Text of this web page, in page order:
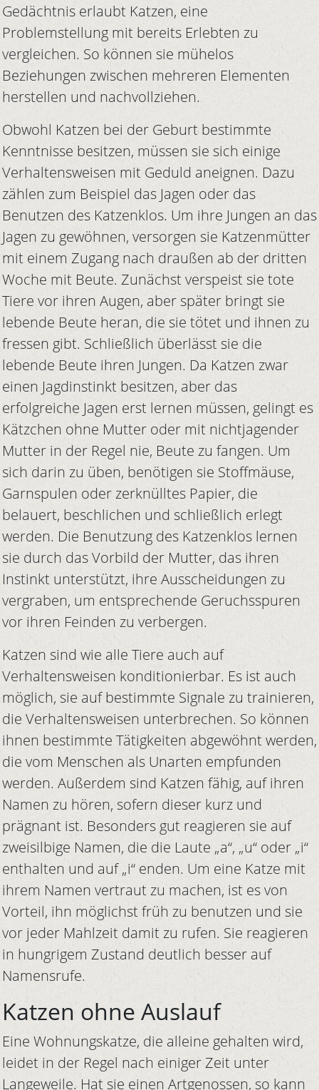
Gedächtnis erlaubt Katzen, eine
Problemstellung mit bereits Erlebten zu
vergleichen. So können sie mühelos
Beziehungen zwischen mehreren Elementen
herstellen und nachvollziehen.
Obwohl Katzen bei der Geburt bestimmte
Kenntnisse besitzen, müssen sie sich einige
Verhaltensweisen mit Geduld aneignen. Dazu
zählen zum Beispiel das Jagen oder das
Benutzen des Katzenklos. Um ihre Jungen an das
Jagen zu gewöhnen, versorgen sie Katzenmütter
mit einem Zugang nach draußen ab der dritten
Woche mit Beute. Zunächst verspeist sie tote
Tiere vor ihren Augen, aber später bringt sie
lebende Beute heran, die sie tötet und ihnen zu
fressen gibt. Schließlich überlässt sie die
lebende Beute ihren Jungen. Da Katzen zwar
einen Jagdinstinkt besitzen, aber das
erfolgreiche Jagen erst lernen müssen, gelingt es
Kätzchen ohne Mutter oder mit nichtjagender
Mutter in der Regel nie, Beute zu fangen. Um
sich darin zu üben, benötigen sie Stoffmäuse,
Garnspulen oder zerknülltes Papier, die
belauert, beschlichen und schließlich erlegt
werden. Die Benutzung des Katzenklos lernen
sie durch das Vorbild der Mutter, das ihren
Instinkt unterstützt, ihre Ausscheidungen zu
vergraben, um entsprechende Geruchsspuren
vor ihren Feinden zu verbergen.
Katzen sind wie alle Tiere auch auf
Verhaltensweisen konditionierbar. Es ist auch
möglich, sie auf bestimmte Signale zu trainieren,
die Verhaltensweisen unterbrechen. So können
ihnen bestimmte Tätigkeiten abgewöhnt werden,
die vom Menschen als Unarten empfunden
werden. Außerdem sind Katzen fähig, auf ihren
Namen zu hören, sofern dieser kurz und
prägnant ist. Besonders gut reagieren sie auf
zweisilbige Namen, die die Laute „a“, „u“ oder „i“
enthalten und auf „i“ enden. Um eine Katze mit
ihrem Namen vertraut zu machen, ist es von
Vorteil, ihn möglichst früh zu benutzen und sie
vor jeder Mahlzeit damit zu rufen. Sie reagieren
in hungrigem Zustand deutlich besser auf
Namensrufe.
Katzen ohne Auslauf
Eine Wohnungskatze, die alleine gehalten wird,
leidet in der Regel nach einiger Zeit unter
Langeweile. Hat sie einen Artgenossen, so kann